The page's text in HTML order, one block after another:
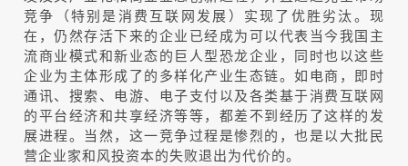
竞争（特别是消费互联网发展）实现了优胜劣汰。现
在，仍然存活下来的企业已经成为可以代表当今我国主
流商业模式和新业态的巨人型恐龙企业，同时也以这些
企业为主体形成了的多样化产业生态链。如电商，即时
通讯、搜索、电游、电子支付以及各类基于消费互联网
的平台经济和共享经济等等，都差不到经历了这样的发
展进程。当然，这一竞争过程是惨烈的，也是以大批民
营企业家和风投资本的失败退出为代价的。